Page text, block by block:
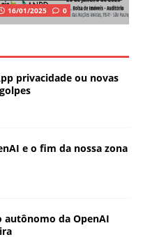
16/01/2025 0
privacidade ou novas
e o fim da nossa zona
autônomo da OpenAI